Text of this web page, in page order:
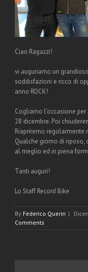
Ciao Ragazzi!
vi auguriamo un
soddisfazioni e ricco di
anno ROCK!
Cogliamo l’occasione
28 dicembre. Poi
Riapriremo regolarmente
Qualche giorno di riposo,
al meglio ed in piena
Tanti auguri!
Lo Staff Record Bike
By Federico Querin |
Comments